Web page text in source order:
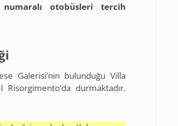
otobüsleri tercih
Galerisi’nin bulunduğu Villa
durmaktadır.